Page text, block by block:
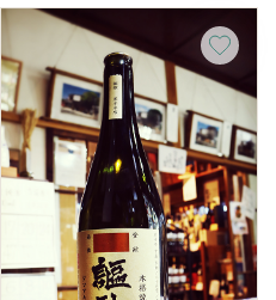
ングな味わいは、ドライよりも甘
めなスパークリングがお好きな方
にはお勧めの一本。甘味と酸味が
しっかりと調和しており、アルコ
ール度数も低目でシュワシュワと
した味わいは飲みやすい酒質に仕
上がっております。
※ガス圧が強いため、開栓はキリ
ではなく通常王冠栓から少しずつ
ガスを抜いてください。活性にご